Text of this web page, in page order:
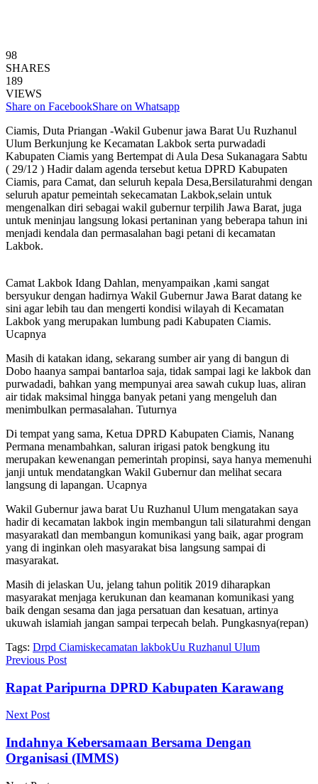
98
SHARES
189
VIEWS
Share on FacebookShare on Whatsapp
Ciamis, Duta Priangan -Wakil Gubenur jawa Barat Uu Ruzhanul
Ulum Berkunjung ke Kecamatan Lakbok serta purwadadi
Kabupaten Ciamis yang Bertempat di Aula Desa Sukanagara Sabtu
( 29/12 ) Hadir dalam agenda tersebut ketua DPRD Kabupaten
Ciamis, para Camat, dan seluruh kepala Desa,Bersilaturahmi dengan
seluruh apatur pemeintah sekecamatan Lakbok,selain untuk
mengenalkan diri sebagai wakil gubernur terpilih Jawa Barat, juga
untuk meninjau langsung lokasi pertaninan yang beberapa tahun ini
menjadi kendala dan permasalahan bagi petani di kecamatan
Lakbok.
Camat Lakbok Idang Dahlan, menyampaikan ,kami sangat
bersyukur dengan hadirnya Wakil Gubernur Jawa Barat datang ke
sini agar lebih tau dan mengerti kondisi wilayah di Kecamatan
Lakbok yang merupakan lumbung padi Kabupaten Ciamis.
Ucapnya
Masih di katakan idang, sekarang sumber air yang di bangun di
Dobo haanya sampai bantarloa saja, tidak sampai lagi ke lakbok dan
purwadadi, bahkan yang mempunyai area sawah cukup luas, aliran
air tidak maksimal hingga banyak petani yang mengeluh dan
menimbulkan permasalahan. Tuturnya
Di tempat yang sama, Ketua DPRD Kabupaten Ciamis, Nanang
Permana menambahkan, saluran irigasi patok bengkung itu
merupakan kewenangan pemerintah propinsi, saya hanya memenuhi
janji untuk mendatangkan Wakil Gubernur dan melihat secara
langsung di lapangan. Ucapnya
Wakil Gubernur jawa barat Uu Ruzhanul Ulum mengatakan saya
hadir di kecamatan lakbok ingin membangun tali silaturahmi dengan
masyarakatl dan membangun komunikasi yang baik, agar program
yang di inginkan oleh masyarakat bisa langsung sampai di
masyarakat.
Masih di jelaskan Uu, jelang tahun politik 2019 diharapkan
masyarakat menjaga kerukunan dan keamanan komunikasi yang
baik dengan sesama dan jaga persatuan dan kesatuan, artinya
ukuwah islamiah jangan sampai terpecah belah. Pungkasnya(repan)
Tags: Drpd Ciamiskecamatan lakbokUu Ruzhanul Ulum
Previous Post
Rapat Paripurna DPRD Kabupaten Karawang
Next Post
Indahnya Kebersamaan Bersama Dengan
Organisasi (IMMS)